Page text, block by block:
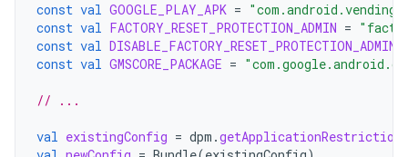
const val GOOGLE_PLAY_APK = "com.android.vending"
const val FACTORY_RESET_PROTECTION_ADMIN =
const val DISABLE_FACTORY_RESET_PROTECTION_ADMIN
const val GMSCORE_PACKAGE =
// ...
val existingConfig = dpm .getApplicationRestrictions